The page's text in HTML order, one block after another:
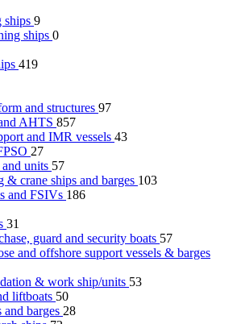
ships 9
ships 0
419
and structures 97
AHTS 857
and IMR vessels 43
27
units 57
& crane ships and barges 103
and FSIVs 186
31
guard and security boats 57
and offshore support vessels & barges
& work ship/units 53
liftboats 50
and barges 28